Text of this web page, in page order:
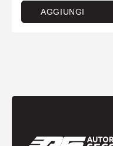
AGGIUNGI